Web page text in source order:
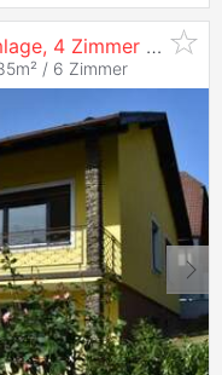
Einfamilienhaus-Fernsicht, Traumlage, 4 Zimmer + ausgebautem Wohnkeller in
/ 6 Zimmer